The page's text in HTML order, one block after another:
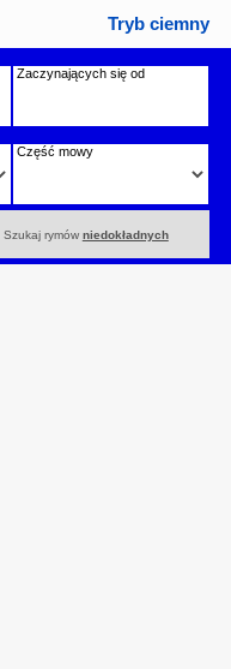
Tryb ciemny
Zaczynających się od
Część mowy
Szukaj rymów niedokładnych